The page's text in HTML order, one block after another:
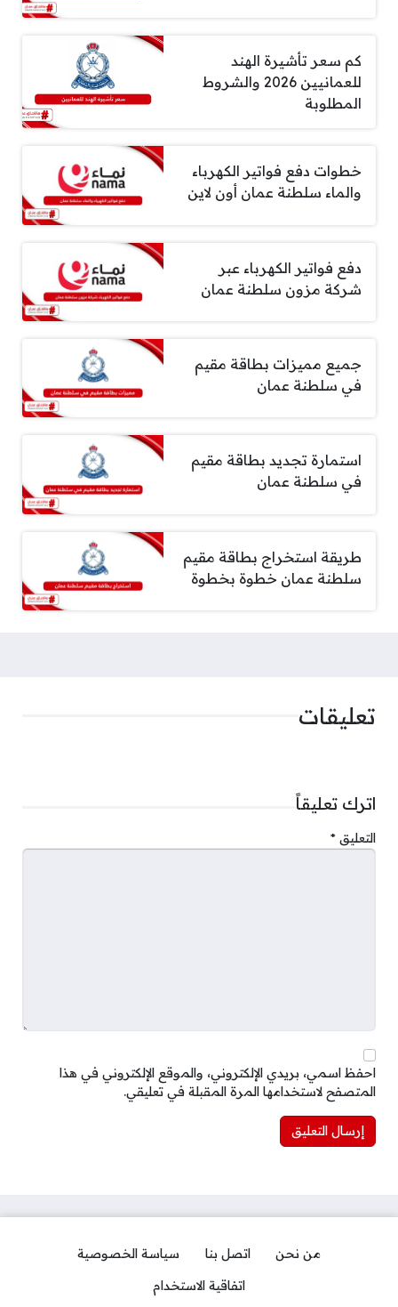
كم سعر تأشيرة الهند
للعمانيين 2026 والشروط
المطلوبة
خطوات دفع فواتير الكهرباء
والماء سلطنة عمان أون لاين
دفع فواتير الكهرباء عبر
شركة مزون سلطنة عمان
جميع مميزات بطاقة مقيم
في سلطنة عمان
استمارة تجديد بطاقة مقيم
في سلطنة عمان
طريقة استخراج بطاقة مقيم
سلطنة عمان خطوة بخطوة
تعليقات
اترك تعليقاً
التعليق *
احفظ اسمي، بريدي الإلكتروني، والموقع الإلكتروني في هذا
المتصفح لاستخدامها المرة المقبلة في تعليقي.
من نحن اتصل بنا
سياسة الخصوصية
اتفاقية الاستخدام